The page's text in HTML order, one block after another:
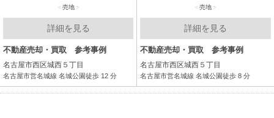
売地
詳細を見る
不動産売却・買取 参考事例
名古屋市西区城西５丁目
名古屋市営名城線 名城公園徒歩 12 分
売地
詳細を見る
不動産売却・買取 参考事例
名古屋市西区城西５丁目
名古屋市営名城線 名城公園徒歩 8 分